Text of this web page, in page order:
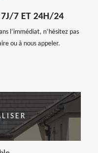
7J/7 ET 24H/24
l’immédiat, n’hésitez pas
ou à nous appeler.